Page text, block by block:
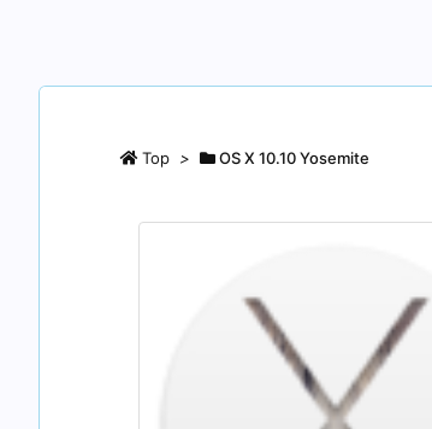
Top > OS X 10.10 Yosemite